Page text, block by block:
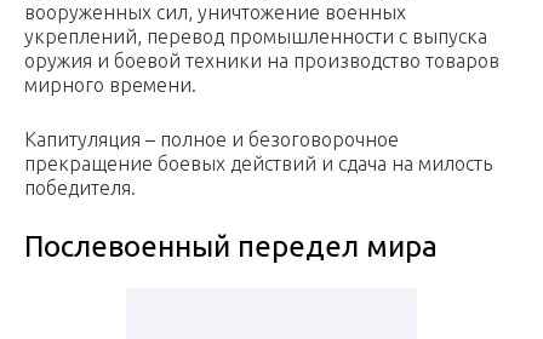
вооруженных сил, уничтожение военных
укреплений, перевод промышленности с выпуска
оружия и боевой техники на производство товаров
мирного времени.
Капитуляция – полное и безоговорочное
прекращение боевых действий и сдача на милость
победителя.
Послевоенный передел мира